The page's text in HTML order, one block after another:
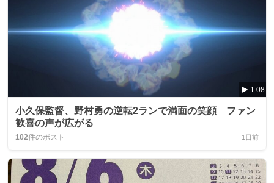
1:08
小久保監督、野村勇の逆転2ランで満面の笑顔 ファン
歓喜の声が広がる
102件のポスト 1日前